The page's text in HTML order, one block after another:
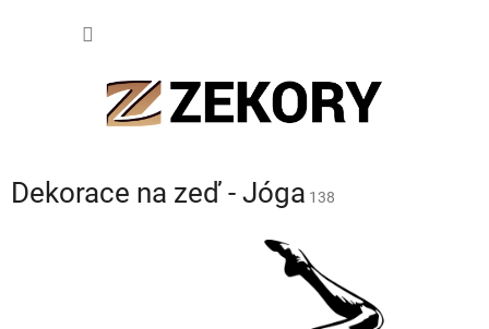
Dekorace na zeď - Jóga 138